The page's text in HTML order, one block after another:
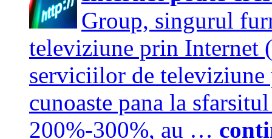
Group, singurul
televiziune prin Internet
serviciilor de
cunoaste pana la
200%-300%, au …